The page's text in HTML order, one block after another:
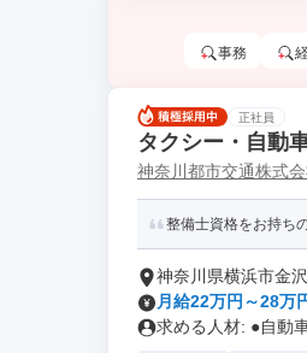
事務
正社員
タクシー・自動
神奈川都市交通株式
整備士資格をお持ち
神奈川県横浜市金
月給22万円～28万
求める人材: ●自動